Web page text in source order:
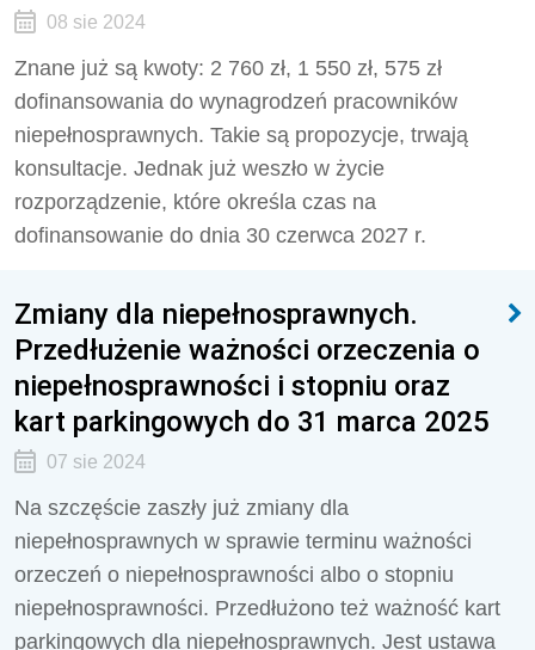
08 sie 2024
Znane już są kwoty: 2 760 zł, 1 550 zł, 575 zł
dofinansowania do wynagrodzeń pracowników
niepełnosprawnych. Takie są propozycje, trwają
konsultacje. Jednak już weszło w życie
rozporządzenie, które określa czas na
dofinansowanie do dnia 30 czerwca 2027 r.
Zmiany dla niepełnosprawnych.
Przedłużenie ważności orzeczenia o
niepełnosprawności i stopniu oraz
kart parkingowych do 31 marca 2025
07 sie 2024
Na szczęście zaszły już zmiany dla
niepełnosprawnych w sprawie terminu ważności
orzeczeń o niepełnosprawności albo o stopniu
niepełnosprawności. Przedłużono też ważność kart
parkingowych dla niepełnosprawnych. Jest ustawa